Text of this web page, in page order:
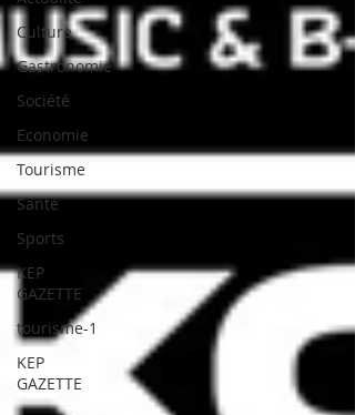
Culture
Gastronomie
Société
Economie
Tourisme
Santé
Sports
KEP
GAZETTE
tourisme-1
KEP
GAZETTE